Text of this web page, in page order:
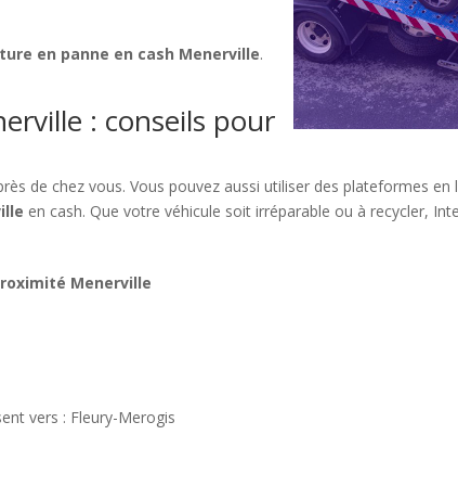
en panne en cash Menerville.
: conseils pour
de chez vous. Vous pouvez aussi utiliser des plateformes
en cash. Que votre véhicule soit irréparable ou à recycler,
Menerville
vers : Fleury-Merogis